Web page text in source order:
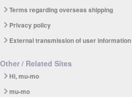
Terms regarding overseas shipping
Privacy policy
External transmission of user information
Other / Related Sites
Hi, mu-mo
mu-mo